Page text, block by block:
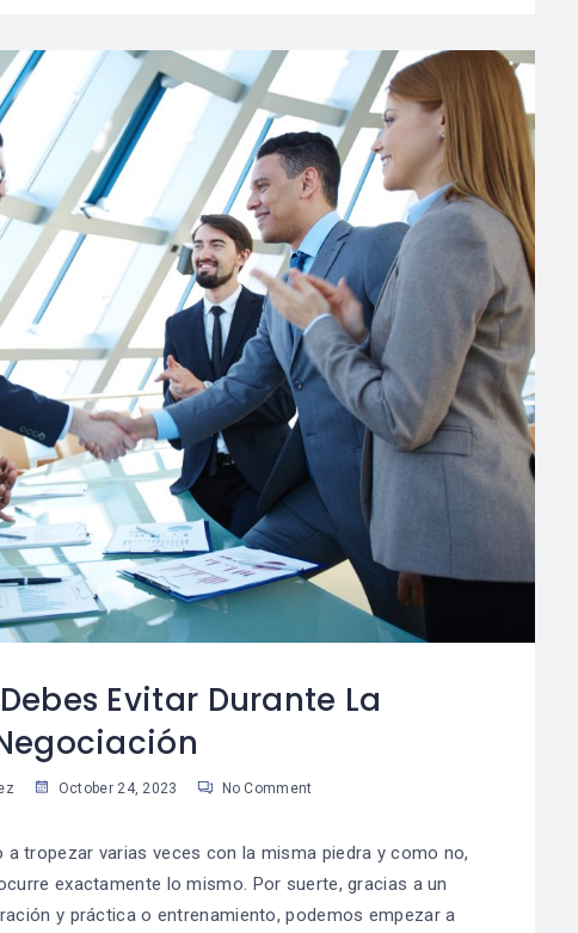
Evitar Durante La
October 24, 2023 No Comment
tropezar varias veces con la misma piedra y como no,
exactamente lo mismo. Por suerte, gracias a un
y práctica o entrenamiento, podemos empezar a